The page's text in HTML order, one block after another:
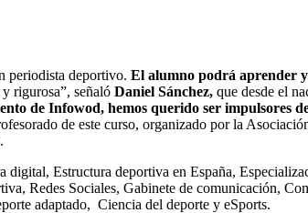
periodista deportivo. El alumno podrá aprender
rigurosa”, señaló Daniel Sánchez, que desde el
de Infowod, hemos querido ser impulsores
de este curso, organizado por la
digital, Estructura deportiva en España,
Redes Sociales, Gabinete de comunicación,
adaptado, Ciencia del deporte y eSports.